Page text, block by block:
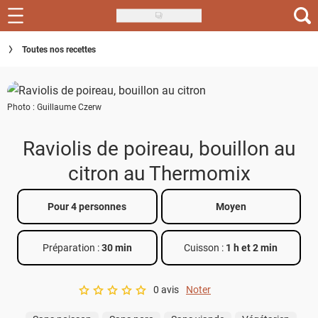
Skip
to
main
Recettes
Inspirations
Conseils
Menu de la semaine
Téléchargez l'app Saveurs Recettes
Index des recettes
Guide d'achat
Toutes nos recettes
Photo : Guillaume Czerw
Raviolis de poireau, bouillon au
citron au Thermomix
Pour 4 personnes Moyen
Préparation :30 min Cuisson : 1 h et 2 min
A star rating of 0 out of 5.
0 avis Noter